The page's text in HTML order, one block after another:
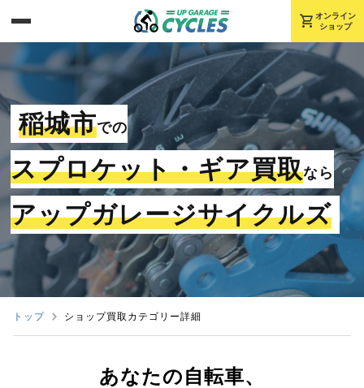
shopping_cart オンライン
ショップ
稲城市での
スプロケット・ギア買取なら
アップガレージサイクルズ
トップ ショップ買取カテゴリー詳細
あなたの自転車、